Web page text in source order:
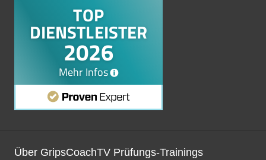
Über GripsCoachTV Prüfungs-Trainings